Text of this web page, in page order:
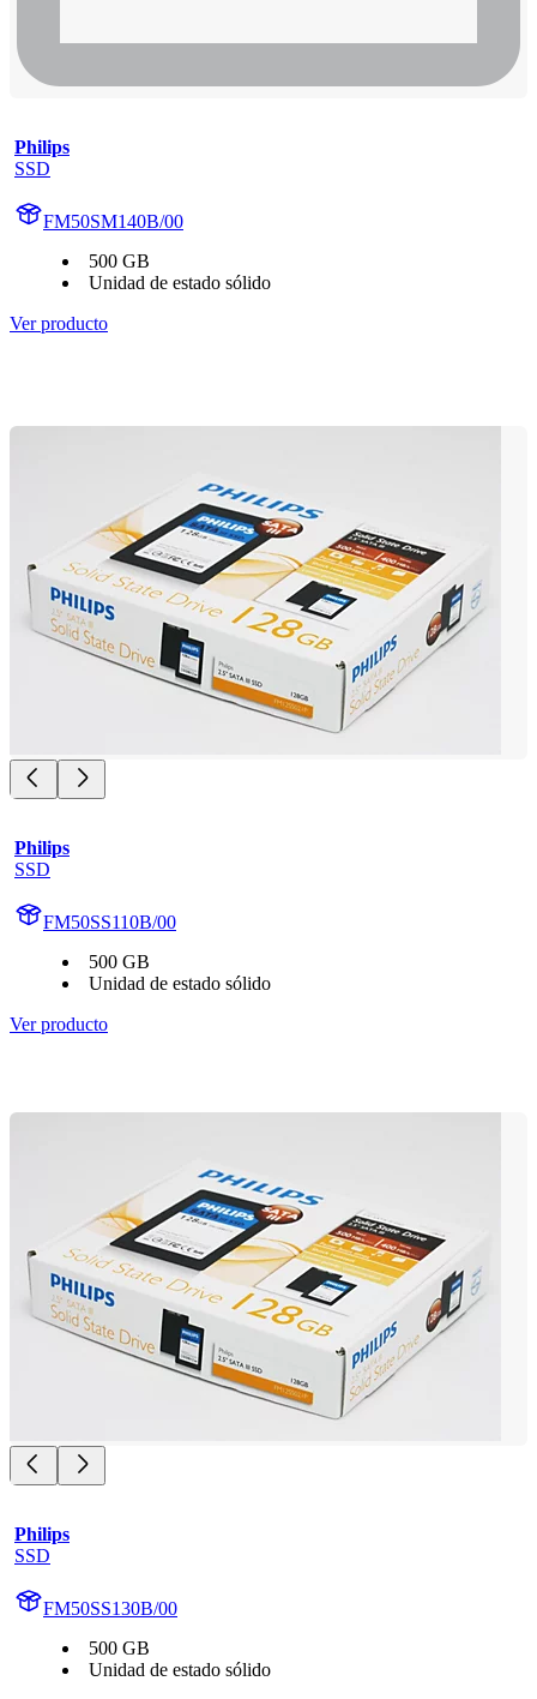
Philips
SSD
FM50SM140B/00
500 GB
Unidad de estado sólido
Ver producto
Philips
SSD
FM50SS110B/00
500 GB
Unidad de estado sólido
Ver producto
Philips
SSD
FM50SS130B/00
500 GB
Unidad de estado sólido